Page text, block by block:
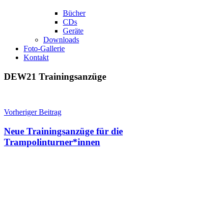
Bücher
CDs
Geräte
Downloads
Foto-Gallerie
Kontakt
DEW21 Trainingsanzüge
Beitragsnavigation
Vorheriger Beitrag
Neue Trainingsanzüge für die
Trampolinturner*innen